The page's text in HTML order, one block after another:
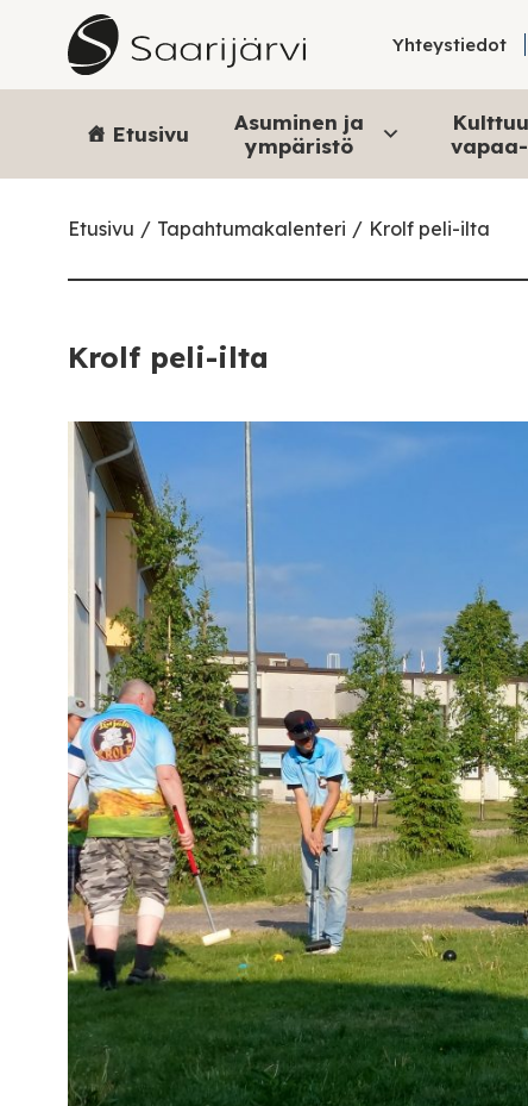
Skip to content
Yhteystiedot
Etusivu
Asuminen ja
ympäristö
Etusivu Tapahtumakalenteri Krolf peli-ilta
Krolf peli-ilta